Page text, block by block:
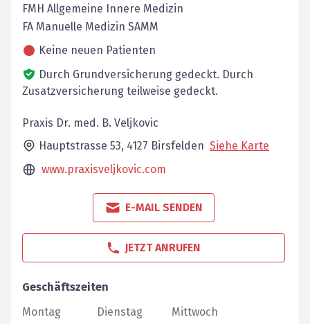
FMH Allgemeine Innere Medizin
FA Manuelle Medizin SAMM
Keine neuen Patienten
Durch Grundversicherung gedeckt. Durch
Zusatzversicherung teilweise gedeckt.
Praxis Dr. med. B. Veljkovic
Hauptstrasse 53, 4127 Birsfelden Siehe Karte
www.praxisveljkovic.com
E-MAIL SENDEN
JETZT ANRUFEN
Geschäftszeiten
Montag
Dienstag
Mittwoch